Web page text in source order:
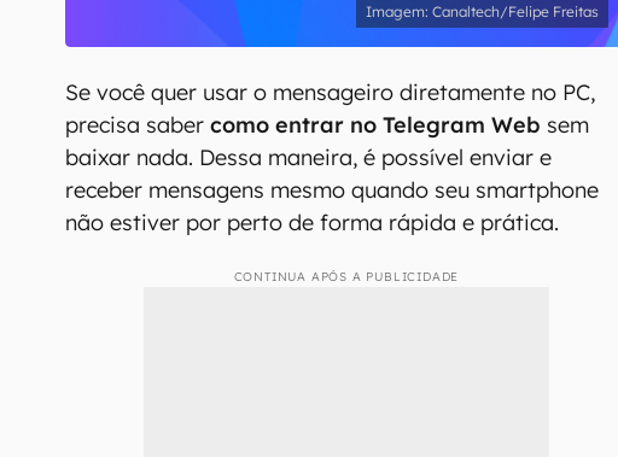
Canaltech/Felipe Freitas
Se você quer usar o mensageiro diretamente no PC,
precisa sabercomo entrar no Telegram Web sem
baixar nada. Dessa maneira, é possível enviar e
receber mensagens mesmo quando seu smartphone
não estiver por perto de forma rápida e prática.
CONTINUA APÓS A PUBLICIDADE